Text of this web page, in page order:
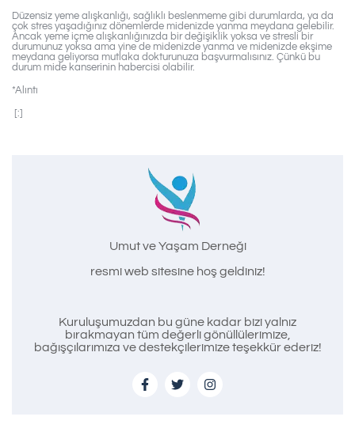
Düzensiz yeme alışkanlığı, sağlıklı beslenmeme gibi durumlarda, ya da
çok stres yaşadığınız dönemlerde midenizde yanma meydana gelebilir.
Ancak yeme içme alışkanlığınızda bir değişiklik yoksa ve stresli bir
durumunuz yoksa ama yine de midenizde yanma ve midenizde ekşime
meydana geliyorsa mutlaka dokturunuza başvurmalısınız. Çünkü bu
durum mide kanserinin habercisi olabilir.
*Alıntı
[:]
Umut ve Yaşam Derneği
resmi web sitesine hoş geldiniz!
Kuruluşumuzdan bu güne kadar bizi yalnız
bırakmayan tüm değerli gönüllülerimize,
bağışçılarımıza ve destekçilerimize teşekkür ederiz!